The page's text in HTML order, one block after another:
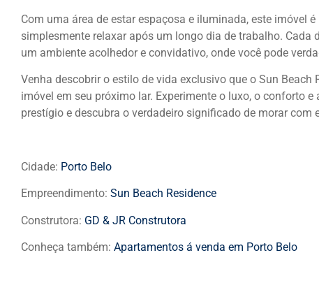
Com uma área de estar espaçosa e iluminada, este imóvel
simplesmente relaxar após um longo dia de trabalho.
um ambiente acolhedor e convidativo, onde você pode
Venha descobrir o estilo de vida exclusivo que o Sun Beach
imóvel em seu próximo lar. Experimente o luxo, o conforto
prestígio e descubra o verdadeiro significado de morar com
Cidade: Porto Belo
Empreendimento: Sun Beach Residence
Construtora: GD & JR Construtora
Conheça também: Apartamentos á venda em Porto Belo